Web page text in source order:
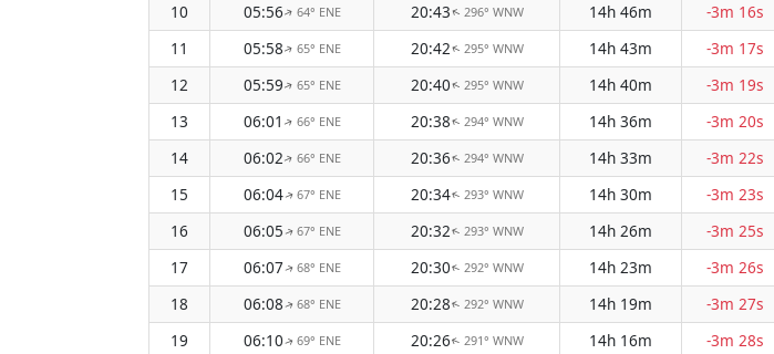
10
05:56↑ 64° ENE 20:43↑ 296° WNW 14h 46m -3m 16s
11
05:58↑ 65° ENE 20:42↑ 295° WNW 14h 43m -3m 17s
12
05:59↑ 65° ENE 20:40↑ 295° WNW 14h 40m -3m 19s
13
06:01 ↑ 66° ENE 20:38↑ 294° WNW 14h 36m -3m 20s
14
06:02↑ 66° ENE 20:36↑ 294° WNW 14h 33m -3m 22s
15
06:04↑ 67° ENE 20:34↑ 293° WNW 14h 30m -3m 23s
16
06:05↑ 67° ENE 20:32↑ 293° WNW 14h 26m -3m 25s
17
06:07↑ 68° ENE 20:30↑ 292° WNW 14h 23m -3m 26s
18
06:08↑ 68° ENE 20:28↑ 292° WNW 14h 19m -3m 27s
19
06:10↑ 69° ENE 20:26↑ 291° WNW 14h 16m -3m 28s